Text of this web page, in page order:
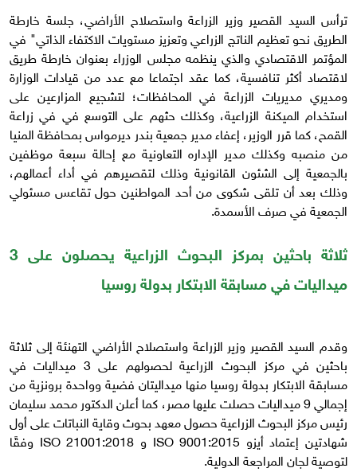
ترأس السيد القصير وزير الزراعة واستصلاح الأراضي، جلسة خارطة
الطريق نحو تعظيم الناتج الزراعي وتعزيز مستويات الاكتفاء الذاتي" في
المؤتمر الاقتصادي والذي ينظمه مجلس الوزراء بعنوان خارطة طريق
لاقتصاد أكثر تنافسية، كما عقد اجتماعا مع عدد من قيادات الوزارة
ومديري مديريات الزراعة في المحافظات؛ لتشجيع المزارعين على
استخدام الميكنة الزراعية، وكذلك حثهم على التوسع في في زراعة
القمح، كما قرر الوزير، إعفاء مدير جمعية بندر ديرمواس بمحافظة المنيا
من منصبه وكذلك مدير الإداره التعاونية مع إحالة سبعة موظفين
بالجمعية إلى الشئون القانونية وذلك لتقصيرهم في أداء أعمالهم،
وذلك بعد أن تلقى شكوى من أحد المواطنين حول تقاعس مسئولي
الجمعية في صرف الأسمدة.
ثلاثة باحثين بمركز البحوث الزراعية يحصلون على 3
ميداليات في مسابقة الابتكار بدولة روسيا
وقدم السيد القصير وزير الزراعة واستصلاح الأراضي التهنئة إلى ثلاثة
باحثين في مركز البحوث الزراعية لحصولهم على 3 ميداليات في
مسابقة الابتكار بدولة روسيا منها ميداليتان فضية وواحدة برونزية من
إجمالي 9 ميداليات حصلت عليها مصر، كما أعلن الدكتور محمد سليمان
رئيس مركز البحوث الزراعية حصول معهد بحوث وقاية النباتات على أول
شهادتين إعتماد أيزو ISO 9001:2015 و ISO 21001:2018 وفقًا
لتوصية لجان المراجعة الدولية.